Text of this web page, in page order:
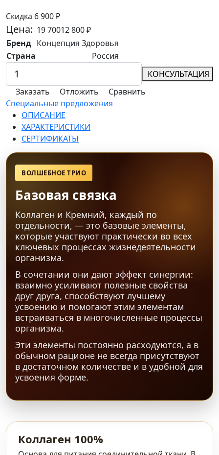
Скидка 6 900 ₽
Цена: 19 70012 800₽
Бренд Концепция Здоровья
Страна
Россия
КОНСУЛЬТАЦИЯ
Заказать
Отложить
Сравнить
Специальные предложения
ОПИСАНИЕ
ХАРАКТЕРИСТИКИ
СЕРТИФИКАТЫ
ВОЛШЕБНОЕ ТРИО
Базовая связка
Коллаген и Кремний, каждый по
отдельности, — это базовые элементы,
которые участвуют практически во всех
ключевых процессах жизнедеятельности
организма.
В сочетании они дают эффект синергии:
взаимно усиливают полезные свойства
друг друга, способствуют лучшему
усвоению и помогают этим элементам
встраиваться в многочисленные процессы
организма.
Эти элементы постоянно расходуются, а в
обычном рационе не всегда присутствуют
в достаточном количестве и в удобной для
усвоения форме.
Коллаген 100%